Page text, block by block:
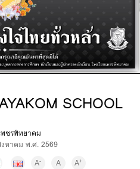
SCHOOL
พชรพิทยาคม
หาคม พ.ศ. 2569
A- A A+